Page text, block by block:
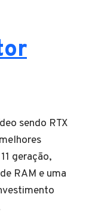
sendo RTX
geração,
RAM e uma